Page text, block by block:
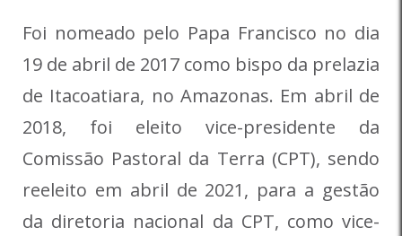
Foi nomeado pelo Papa Francisco no dia
19 de abril de 2017 como bispo da prelazia
de Itacoatiara, no Amazonas. Em abril de
2018, foi eleito vice-presidente da
Comissão Pastoral da Terra (CPT), sendo
reeleito em abril de 2021, para a gestão
da diretoria nacional da CPT, como vice-